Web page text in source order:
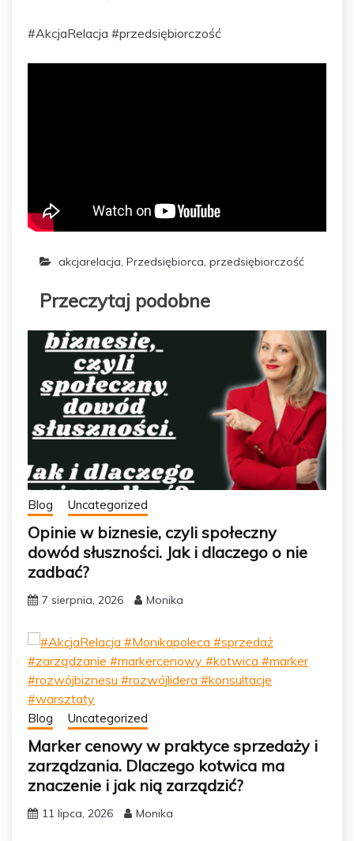
#AkcjaRelacja #przedsiębiorczość
akcjarelacja, Przedsiębiorca, przedsiębiorczość
Przeczytaj podobne
Blog Uncategorized
Opinie w biznesie, czyli społeczny
dowód słuszności. Jak i dlaczego o nie
zadbać?
7 sierpnia, 2026 Monika
Blog Uncategorized
Marker cenowy w praktyce sprzedaży i
zarządzania. Dlaczego kotwica ma
znaczenie i jak nią zarządzić?
11 lipca, 2026 Monika